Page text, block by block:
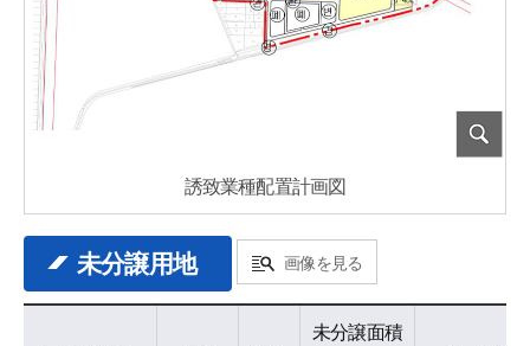
誘致業種配置計画図
未分譲用地 画像を見る
분양가능용지 - 구분, 위치, 필지, 미분양면적, 조성won가, 비고 정보 제공
未分譲面積